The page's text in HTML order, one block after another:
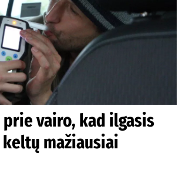
vairo, kad ilgasis
mažiausiai